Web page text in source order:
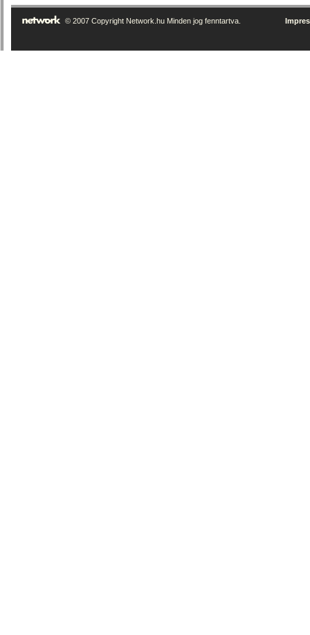
© 2007 Copyright Network.hu Minden jog fenntartva.